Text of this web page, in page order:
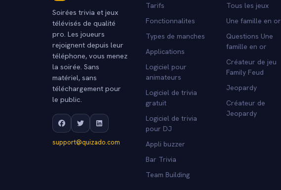
Soirées trivia et jeux
télévisés de qualité
pro. Les joueurs
rejoignent depuis leur
téléphone, vous menez
la soirée. Sans
matériel, sans
téléchargement pour
le public.
support@quizado.com
Tarifs
Fonctionnalites
Types de manches
Applications
Logiciel pour
animateurs
Logiciel de trivia
gratuit
Logiciel de trivia
pour DJ
Appli buzzer
Bar Trivia
Team Building
Tous les jeux
Une famille en or
Questions Une
famille en or
Créateur de jeu
Family Feud
Jeopardy
Créateur de
Jeopardy